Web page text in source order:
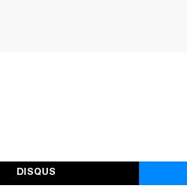
DISQUS